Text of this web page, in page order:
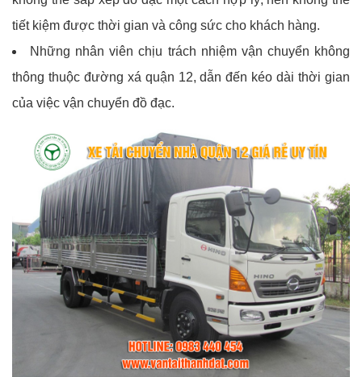
tiết kiệm được thời gian và công sức cho khách hàng.
Những nhân viên chịu trách nhiệm vận chuyển không
thông thuộc đường xá quận 12, dẫn đến kéo dài thời gian
của việc vận chuyển đồ đạc.